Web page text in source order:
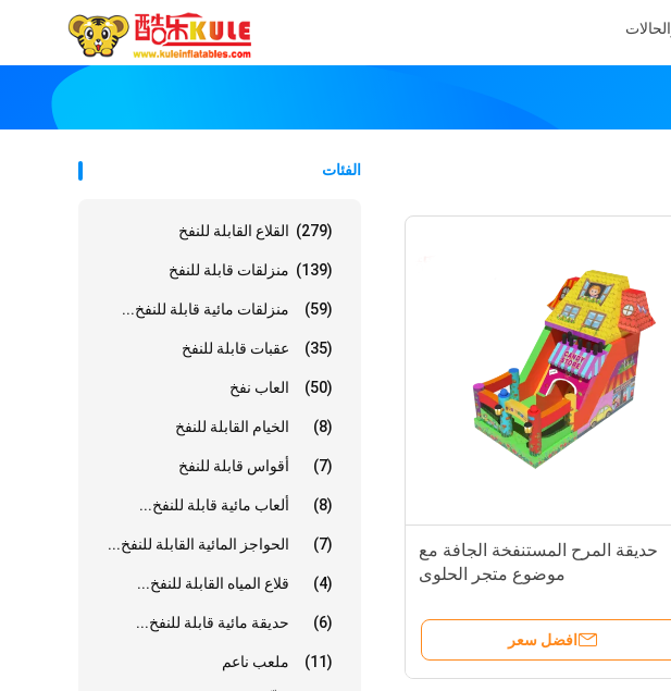
الحالات
الفئات
القلاع القابلة للنفخ (279)
منزلقات قابلة للنفخ (139)
منزلقات مائية قابلة للنفخ... (59)
عقبات قابلة للنفخ (35)
العاب نفخ (50)
الخيام القابلة للنفخ (8)
أقواس قابلة للنفخ (7)
ألعاب مائية قابلة للنفخ... (8)
الحواجز المائية القابلة للنفخ... (7)
قلاع المياه القابلة للنفخ... (4)
حديقة مائية قابلة للنفخ... (6)
ملعب ناعم (11)
حديقة المرح المستنفخة الجافة مع
موضوع متجر الحلوى
افضل سعر